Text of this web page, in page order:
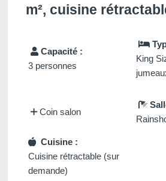
m², cuisine
Capacité :
3 personnes
King
Coin salon
Cuisine :
Cuisine rétractable (sur
demande)